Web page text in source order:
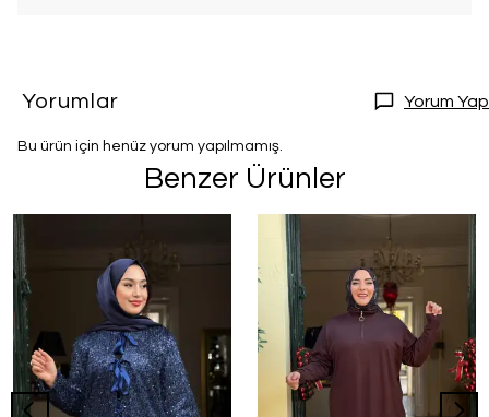
Yorumlar Yorum Yap
Bu ürün için henüz yorum yapılmamış.
Benzer Ürünler